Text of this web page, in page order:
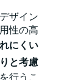
ザイン
性の高
にくい
と考慮